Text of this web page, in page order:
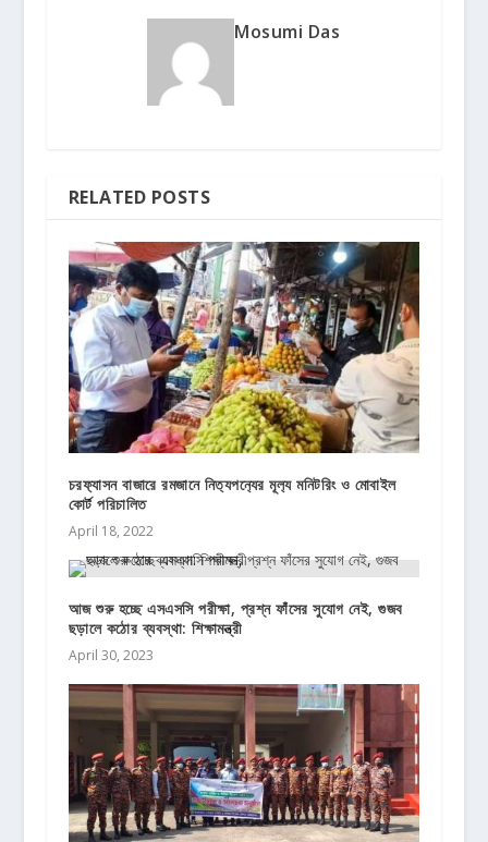
Mosumi Das
RELATED POSTS
চরফ‍্যাসন বাজারে রমজানে নিত‍্যপন‍্যের মূল‍্য মনিটরিং ও মোবাইল
কোর্ট পরিচালিত
April 18, 2022
আজ শুরু হচ্ছে এসএসসি পরীক্ষা, প্রশ্ন ফাঁসের সুযোগ নেই, গুজব
ছড়ালে কঠোর ব্যবস্থা: শিক্ষামন্ত্রী
April 30, 2023